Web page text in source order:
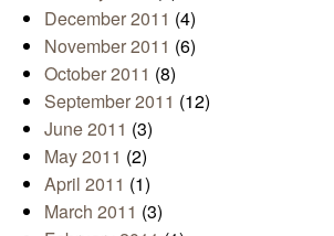
December 2011 (4)
November 2011 (6)
October 2011 (8)
September 2011 (12)
June 2011 (3)
May 2011 (2)
April 2011 (1)
March 2011 (3)